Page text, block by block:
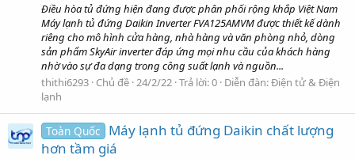
Điều hòa tủ đứng hiện đang được phân phối rộng khắp Việt Nam
Máy lạnh tủ đứng Daikin Inverter FVA125AMVM được thiết kế dành
riêng cho mô hình cửa hàng, nhà hàng và văn phòng nhỏ, dòng
sản phẩm SkyAir inverter đáp ứng mọi nhu cầu của khách hàng
nhờ vào sự đa dạng trong công suất lạnh và nguồn...
thithi6293 Chủ đề 24/2/22 Trả lời: 0 Diễn đàn:Điện tử & Điện
lạnh
Toàn Quốc
Máy lạnh tủ đứng Daikin chất lượng
hơn tầm giá